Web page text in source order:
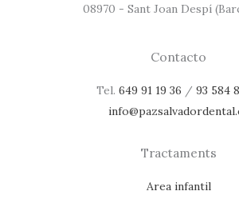
08970 - Sant Joan Despí
Contacto
Tel. 649 91 19 36 / 93 584
Tractaments
Area infantil